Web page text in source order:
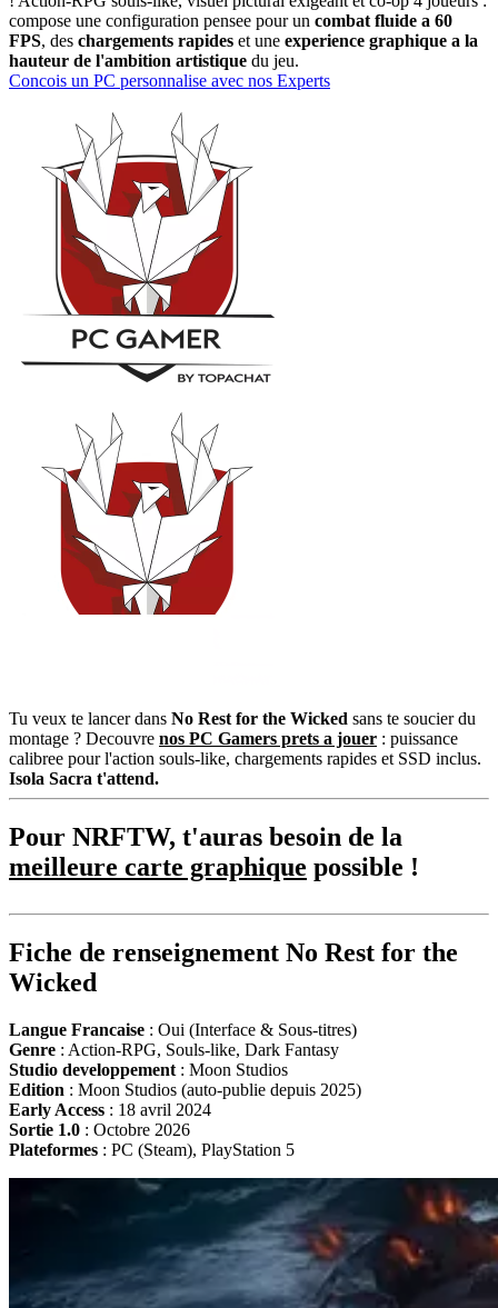
compose une configuration pensee pour un combat fluide a 60
FPS, des chargements rapides et une experience graphique a la
hauteur de l'ambition artistique du jeu.
Concois un PC personnalise avec nos Experts
Tu veux te lancer dans No Rest for the Wicked sans te soucier du
montage ? Decouvre nos PC Gamers prets a jouer : puissance
calibree pour l'action souls-like, chargements rapides et SSD inclus.
Isola Sacra t'attend.
Pour NRFTW, t'auras besoin de la
meilleure carte graphique possible !
Fiche de renseignement No Rest for the
Wicked
Langue Francaise : Oui (Interface & Sous-titres)
Genre : Action-RPG, Souls-like, Dark Fantasy
Studio developpement : Moon Studios
Edition : Moon Studios (auto-publie depuis 2025)
Early Access : 18 avril 2024
Sortie 1.0 : Octobre 2026
Plateformes : PC (Steam), PlayStation 5